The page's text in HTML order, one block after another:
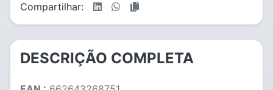
Compartilhar:
DESCRIÇÃO COMPLETA